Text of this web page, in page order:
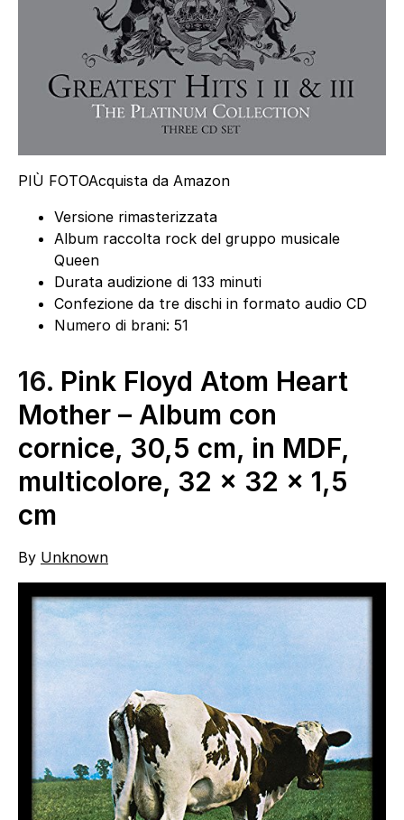
PIÙ FOTOAcquista da Amazon
Versione rimasterizzata
Album raccolta rock del gruppo musicale
Queen
Durata audizione di 133 minuti
Confezione da tre dischi in formato audio CD
Numero di brani: 51
16. Pink Floyd Atom Heart
Mother – Album con
cornice, 30,5 cm, in MDF,
multicolore, 32 x 32 x 1,5
cm
By Unknown